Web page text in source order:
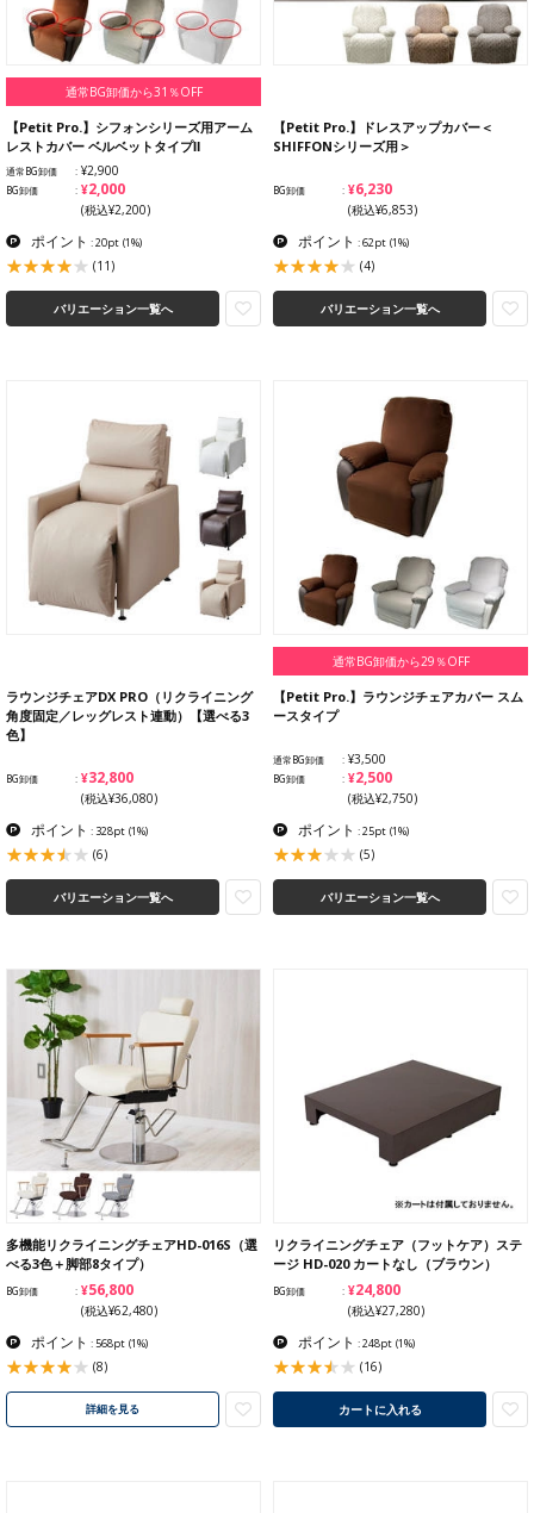
通常BG卸価から31％OFF
【Petit Pro.】シフォンシリーズ用アーム
レストカバー ベルベットタイプⅡ
通常BG卸価 ¥2,900
BG卸価 ¥2,000
(税込¥2,200)
ポイント : 20pt (1%)
(11)
バリエーション一覧へ
【Petit Pro.】ドレスアップカバー＜
SHIFFONシリーズ用＞
BG卸価 ¥6,230
(税込¥6,853)
ポイント : 62pt (1%)
(4)
バリエーション一覧へ
ラウンジチェアDX PRO（リクライニング
角度固定／レッグレスト連動）【選べる3
色】
BG卸価 ¥32,800
(税込¥36,080)
ポイント : 328pt (1%)
(6)
バリエーション一覧へ
通常BG卸価から29％OFF
【Petit Pro.】ラウンジチェアカバー スム
ースタイプ
通常BG卸価 ¥3,500
BG卸価 ¥2,500
(税込¥2,750)
ポイント : 25pt (1%)
(5)
バリエーション一覧へ
多機能リクライニングチェアHD-016S（選
べる3色＋脚部8タイプ）
BG卸価 ¥56,800
(税込¥62,480)
ポイント : 568pt (1%)
(8)
詳細を見る
リクライニングチェア（フットケア）ステ
ージ HD-020 カートなし（ブラウン）
BG卸価 ¥24,800
(税込¥27,280)
ポイント : 248pt (1%)
(16)
カートに入れる